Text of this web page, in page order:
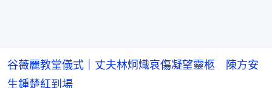
谷薇麗教堂儀式｜丈夫林炯熾哀傷凝望靈柩 陳方安
生鍾楚紅到場